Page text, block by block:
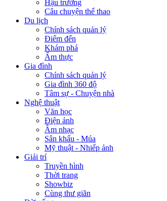
Hậu trường
Câu chuyện thể thao
Du lịch
Chính sách quản lý
Điểm đến
Khám phá
Ẩm thực
Gia đình
Chính sách quản lý
Gia đình 360 độ
Tâm sự - Chuyện nhà
Nghệ thuật
Văn học
Điện ảnh
Âm nhạc
Sân khấu - Múa
Mỹ thuật - Nhiếp ảnh
Giải trí
Truyền hình
Thời trang
Showbiz
Cùng thư giãn